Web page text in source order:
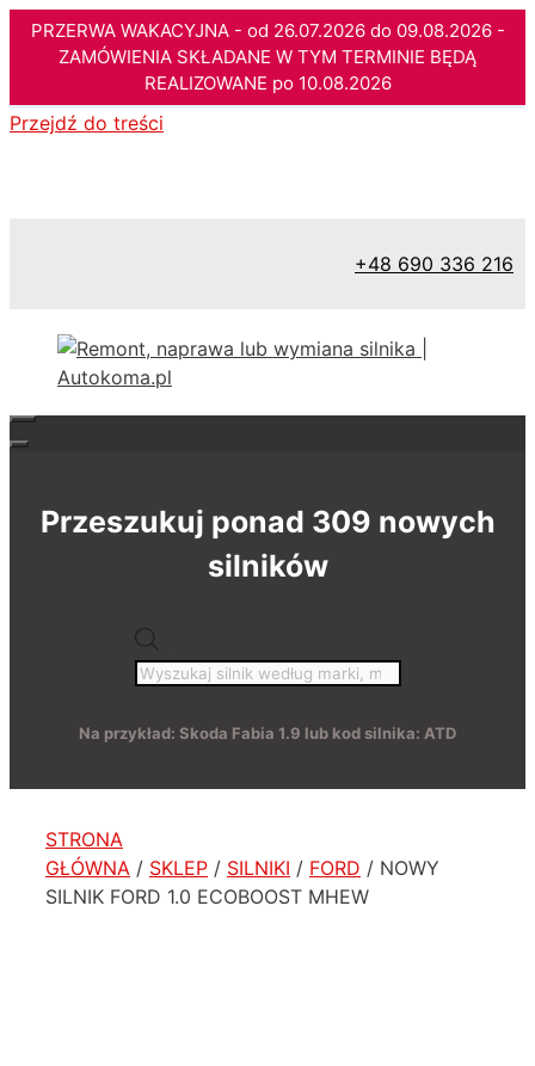
PRZERWA WAKACYJNA - od 26.07.2026 do 09.08.2026 -
ZAMÓWIENIA SKŁADANE W TYM TERMINIE BĘDĄ
REALIZOWANE po 10.08.2026
Przejdź do treści
+48 690 336 216
Przeszukuj ponad 309 nowych
silników
Na przykład: Skoda Fabia 1.9 lub kod silnika: ATD
STRONA
GŁÓWNA / SKLEP / SILNIKI / FORD / NOWY
SILNIK FORD 1.0 ECOBOOST MHEW